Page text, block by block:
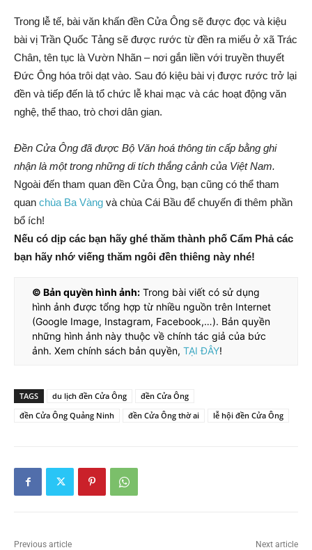
Trong lễ tế, bài văn khấn đền Cửa Ông sẽ được đọc và kiệu
bài vị Trần Quốc Tảng sẽ được rước từ đền ra miếu ở xã Trác
Chân, tên tục là Vườn Nhãn – nơi gắn liền với truyền thuyết
Đức Ông hóa trôi dạt vào. Sau đó kiệu bài vị được rước trở lại
đền và tiếp đến là tổ chức lễ khai mạc và các hoạt động văn
nghệ, thể thao, trò chơi dân gian.
Đền Cửa Ông đã được Bộ Văn hoá thông tin cấp bằng ghi
nhận là một trong những di tích thắng cảnh của Việt Nam.
Ngoài đến tham quan đền Cửa Ông, bạn cũng có thể tham
quan chùa Ba Vàng và chùa Cái Bầu để chuyến đi thêm phần
bổ ích!
Nếu có dịp các bạn hãy ghé thăm thành phố Cẩm Phả các
bạn hãy nhớ viếng thăm ngôi đền thiêng này nhé!
© Bản quyền hình ảnh: Trong bài viết có sử dụng
hình ảnh được tổng hợp từ nhiều nguồn trên Internet
(Google Image, Instagram, Facebook,…). Bản quyền
những hình ảnh này thuộc về chính tác giả của bức
ảnh. Xem chính sách bản quyền, TẠI ĐÂY!
TAGS du lịch đền Cửa Ông
đền Cửa Ông
đền Cửa Ông Quảng Ninh
đền Cửa Ông thờ ai lễ hội đền Cửa Ông
Previous article Next article